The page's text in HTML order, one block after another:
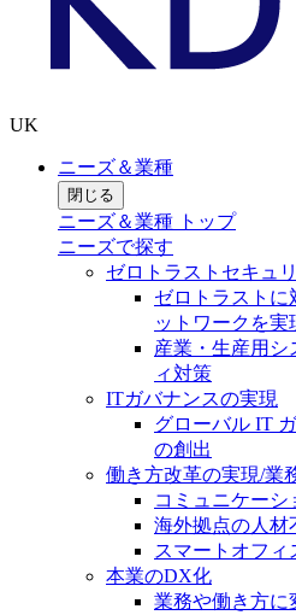
UK
ニーズ＆業種
閉じる
ニーズ＆業種 トップ
ニーズで探す
ゼロトラストセキュ
ゼロトラストに
ットワークを実
産業・生産用シ
ィ対策
ITガバナンスの実現
グローバル IT
の創出
働き方改革の実現/業
コミュニケー
海外拠点の人材
スマートオフィ
本業のDX化
業務や働き方に